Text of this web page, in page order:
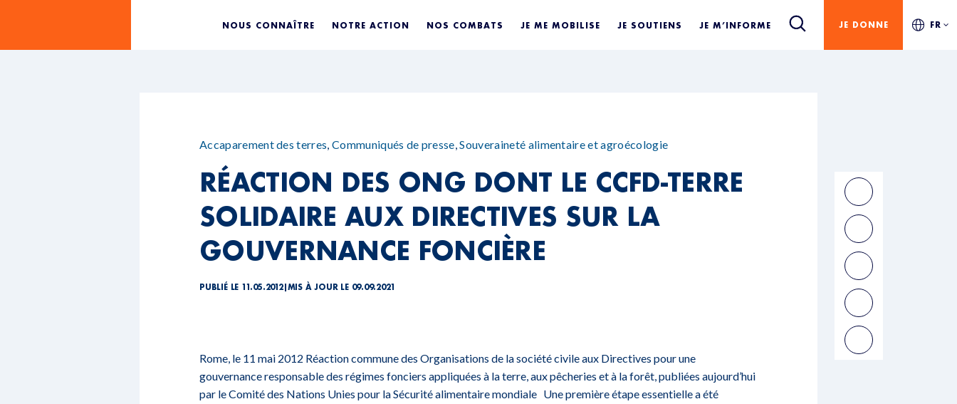
NOUS CONNAÎTRE NOTRE ACTION NOS COMBATS JE ME MOBILISE JE SOUTIENS JE M’INFORME JE DONNE FR
Accaparement des terres,Communiqués de presse,Souveraineté alimentaire et agroécologie
RÉACTION DES ONG DONT LE CCFD-TERRE
SOLIDAIRE AUX DIRECTIVES SUR LA
GOUVERNANCE FONCIÈRE
PUBLIÉ LE 11.05.2012| MIS À JOUR LE 09.09.2021
Rome, le 11 mai 2012 Réaction commune des Organisations de la société civile aux Directives pour une
gouvernance responsable des régimes fonciers appliquées à la terre, aux pêcheries et à la forêt, publiées aujourd’hui
par le Comité des Nations Unies pour la Sécurité alimentaire mondiale Une première étape essentielle a été